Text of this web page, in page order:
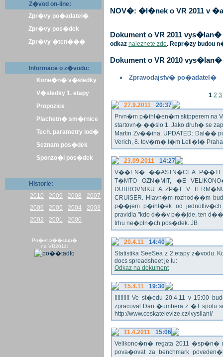
Z�vod on-line:
Zpr�vy po�adatel�
Zpr�vy pos�dek
Zpr�vy �ten���
Informace o z�vodu:
Kone�n� v�sledky
V�sledky 1. etapy
Propozice
Plachetn� sm�rnice
Tech. parametry lod�
Seznam pos�dek
Sponzo�i pos�dek
Historie:
2010
2009 2008
2007
2006
2005 2004
2003
2002
2001 2000
Po�et p��stup�
na VR2011:
NOV�: �l�nek o VR 2011 v
Dokument o VR 2011
odkaz naleznete zde. Repr�zy budou
Dokument o VR 2010
Zpravodajstv� po�adatel�
1 2 3
27.9.2011
20:37
Prvn�m p�ihl�en�m skipperem na
startovn� ��slo 1. Jako druh� se
Martin Zv��ina. UPDATED: Dal��
Verich, 8. tov�rn� t�m Leti�t� Praha
23.09.2011
14:27
V��EN� ��ASTN�CI A
T�MTO OZN�MIT, �E
DUBROVNIKU A ZP�T V
CRUISER. Hlavn�m rozhod��m
p��jem p�ihl�ek od
pravidla "kdo d��v p��jde, ten
trhu ne�pln�ch pos�dek. JB
20.4.11
14:40
Statistika SeeSea z 2.etapy z�vodu.
docs spreadsheet je tu:
Odkaz na dokument
15.4.11
19:30
!!!!!!!!!! Ve st�edu 20.4.11 v 15:00
zpracoval Dan �umbera z �T spolu
http://www.ceskatelevize.cz/ivysilani/
11.4.2011
15:06
Velikono�n� regata 2011 �sp�n�
pova�ovat za benchmark